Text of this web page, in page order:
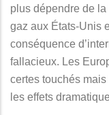
plus dépendre de
gaz aux États-Unis
conséquence
fallacieux. Les
certes touchés
les effets